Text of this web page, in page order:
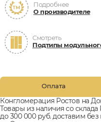
Подробнее
О производителе
Смотреть
Подтипы
Оплата
Конгломерация Ростов на
Товары из наличия со склада
до 300 000 руб. доставим